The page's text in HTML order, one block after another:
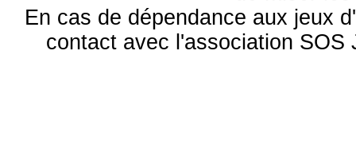
En cas de dépendance aux jeux
contact avec l'association